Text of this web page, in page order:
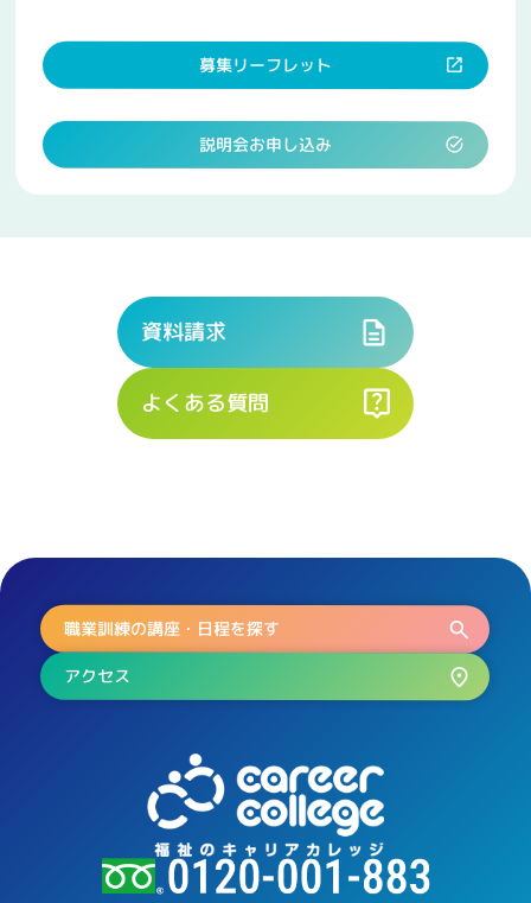
募集リーフレット
説明会お申し込み
資料請求
よくある質問
職業訓練の講座・日程を探す
アクセス